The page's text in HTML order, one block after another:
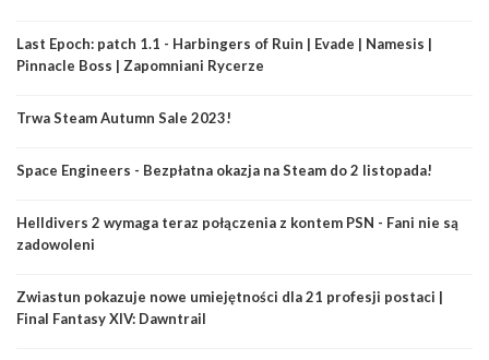
Last Epoch: patch 1.1 - Harbingers of Ruin | Evade | Namesis |
Pinnacle Boss | Zapomniani Rycerze
Trwa Steam Autumn Sale 2023!
Space Engineers - Bezpłatna okazja na Steam do 2 listopada!
Helldivers 2 wymaga teraz połączenia z kontem PSN - Fani nie są
zadowoleni
Zwiastun pokazuje nowe umiejętności dla 21 profesji postaci |
Final Fantasy XIV: Dawntrail